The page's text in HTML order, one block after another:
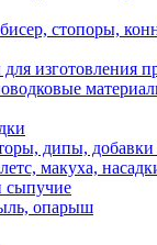
стопоры,
изготовления
дипы, добавки
макуха,
сыпучие
опарыш